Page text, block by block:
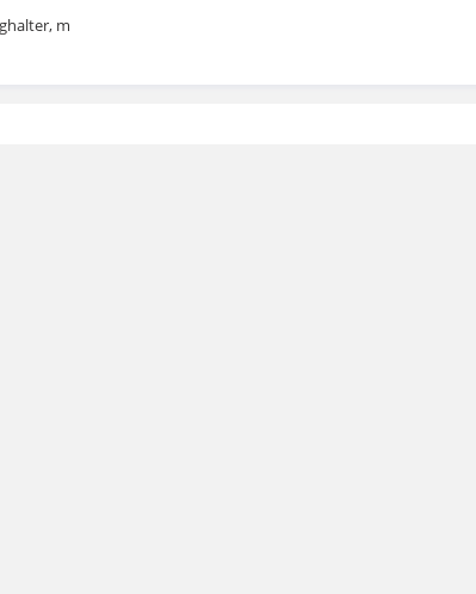
m